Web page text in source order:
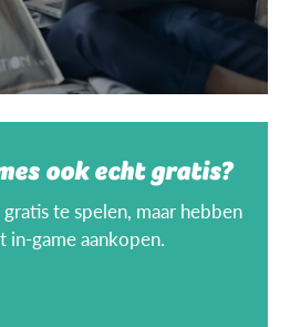
ook echt gratis?
te spelen, maar hebben
game aankopen.